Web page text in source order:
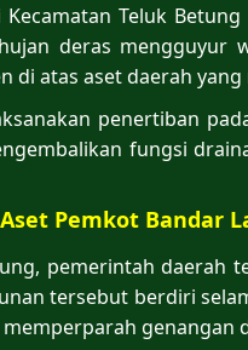
Teluk
deras mengguyur
di atas aset daerah
penertiban
fungsi
Pemkot Bandar
pemerintah daerah
tersebut berdiri
genangan